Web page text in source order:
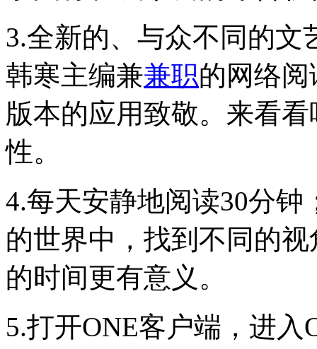
3.全新的、与众不同的
韩寒主编兼兼职的网络
版本的应用致敬。来看
性。
4.每天安静地阅读30分钟
的世界中，找到不同的
的时间更有意义。
5.打开ONE客户端，进